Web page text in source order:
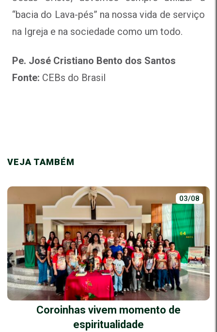
“bacia do Lava-pés” na nossa vida de serviço
na Igreja e na sociedade como um todo.
Pe. José Cristiano Bento dos Santos
Fonte: CEBs do Brasil
VEJA TAMBÉM
03/08
Coroinhas vivem momento de
espiritualidade